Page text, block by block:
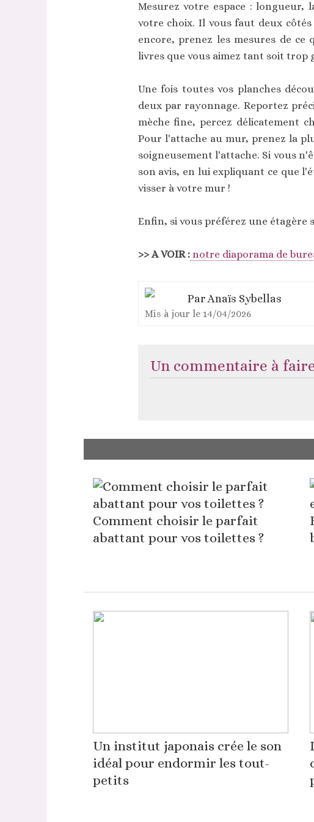
Mesurez votre espace : longueur,
votre choix. Il vous faut deux
encore, prenez les mesures de ce
livres que vous aimez tant soit trop
Une fois toutes vos planches
deux par rayonnage. Reportez
mèche fine, percez délicatement
Pour l'attache au mur, prenez la
soigneusement l'attache. Si vous
son avis, en lui expliquant ce que
visser à votre mur !
Enfin, si vous préférez une étagère
>> A VOIR :notre diaporama de
ParAnaïs Sybellas
Mis à jour le 14/04/2026
Un commentaire à
Comment choisir le parfait
abattant pour vos toilettes ?
Un institut japonais crée le son
idéal pour endormir les tout-
petits